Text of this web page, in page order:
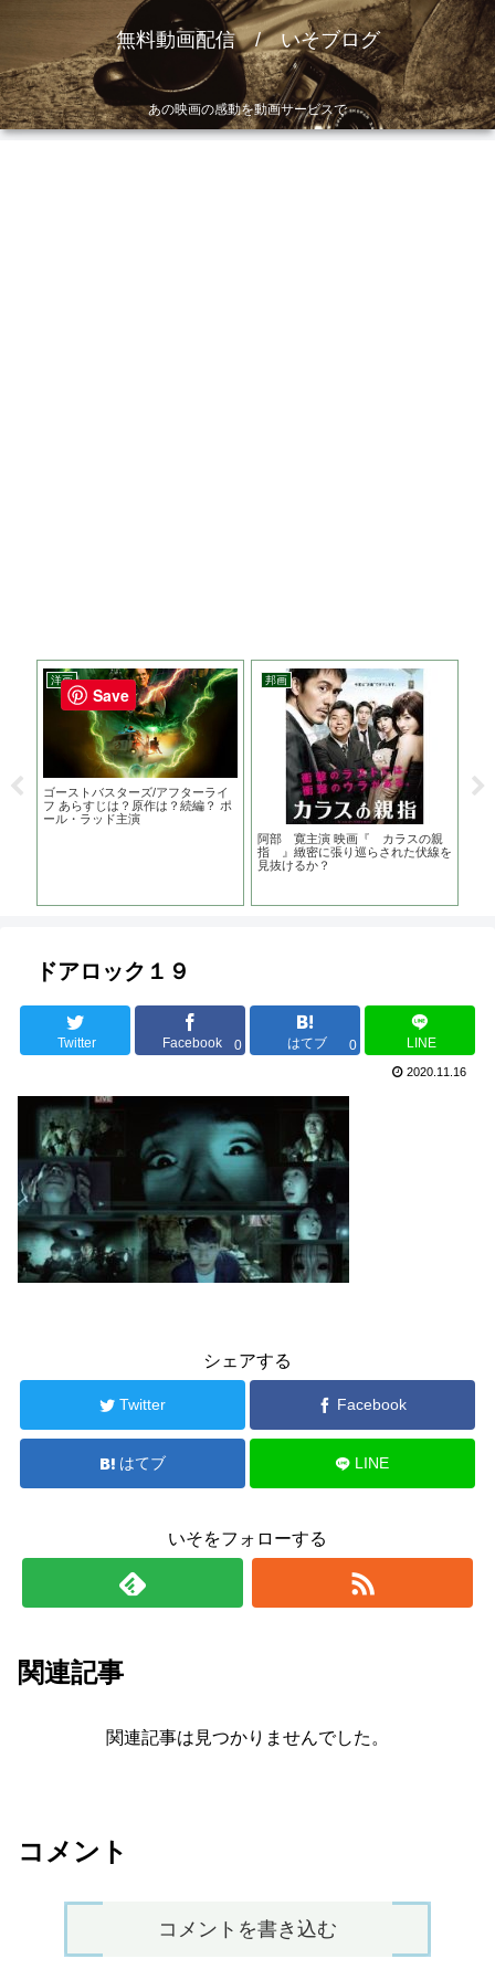
無料動画配信 / いそブログ
あの映画の感動を動画サービスで
督
洋画
ゴーストバスターズ/アフターライ
フ あらすじは？原作は？続編？ ポ
ール・ラッド主演
邦画
阿部 寛主演 映画『 カラスの親
指 』緻密に張り巡らされた伏線を
見抜けるか？
ボ
ドアロック１９
Twitter Facebook 0 はてブ 0 LINE
2020.11.16
シェアする
Twitter Facebook
はてブ LINE
いそをフォローする
関連記事
関連記事は見つかりませんでした。
コメント
コメントを書き込む
Save